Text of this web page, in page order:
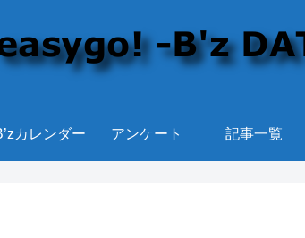
カレンダー アンケート 記事一覧